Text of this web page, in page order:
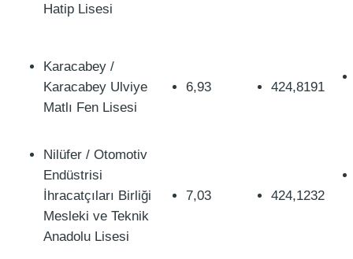
Hatip Lisesi
Karacabey /
Karacabey Ulviye
Matlı Fen Lisesi
6,93 424,8191
Nilüfer / Otomotiv
Endüstrisi
İhracatçıları Birliği
Mesleki ve Teknik
Anadolu Lisesi
7,03 424,1232